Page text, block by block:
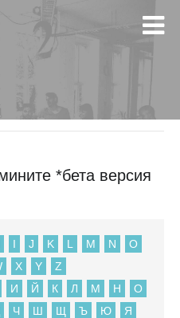
*бета версия
I J K L M N
O
X Y
Z
И Й К Л М Н
О
Ч Ш Щ Ъ Ю Я